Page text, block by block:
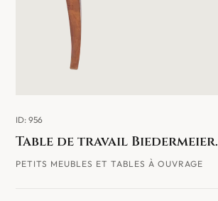
ID: 956
Table de travail Biedermeier.
PETITS MEUBLES ET TABLES À OUVRAGE